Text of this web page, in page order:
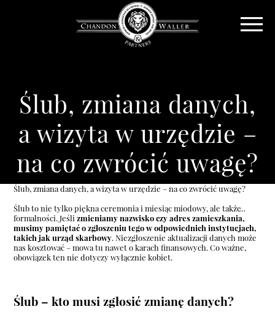
Ślub, zmiana danych,
a wizyta w urzędzie –
na co zwrócić uwagę?
Ślub, zmiana danych, a wizyta w urzędzie – na co zwrócić uwagę?
Ślub to nie tylko piękna ceremonia i miesiąc miodowy, ale także…
formalności. Jeślizmieniamy nazwisko czy adres zamieszkania,
musimy pamiętać o zgłoszeniu tego w odpowiednich instytucjach,
takich jak urząd skarbowy. Niezgłoszenie aktualizacji danych może
nas kosztować – mowa tu nawet o karach finansowych. Co ważne,
obowiązek ten nie dotyczy wyłącznie kobiet.
Ślub – kto musi zgłosić zmianę danych?